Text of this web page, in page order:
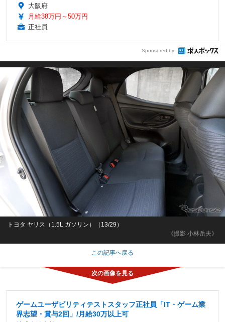
大阪府
月給38万円～50万円
正社員
Sponsored by
《撮影 小林岳夫》
トヨタ ヤリス（1.5L ガソリン）（13/29）
この記事へ戻る
ゲームユーザビリティテストスタッフ正社員「IT・ゲーム業
界志望・賞与2回」/月給30万以上可